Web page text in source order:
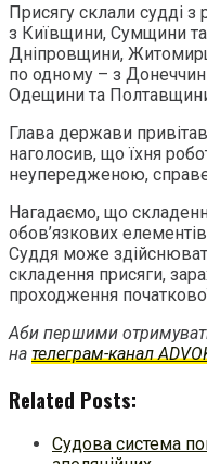
Присягу склали судді з
з Київщини, Сумщини
Дніпровщини,
по одному – з
Одещини та
Глава держави
наголосив, що їхня
неупередженою,
Нагадаємо, що
обов’язкових
Суддя може
складення присяги,
проходження
Аби першими
на телеграм-канал
Related Posts:
Судова система